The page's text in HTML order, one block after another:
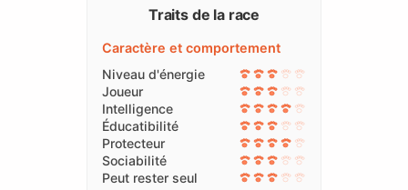
Traits de la race
Caractère et comportement
Niveau d'énergie
Joueur
Intelligence
Éducatibilité
Protecteur
Sociabilité
Peut rester seul